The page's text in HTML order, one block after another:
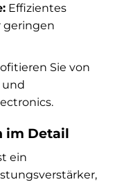
Effizientes
geringen
Sie von
und
im Detail
ein